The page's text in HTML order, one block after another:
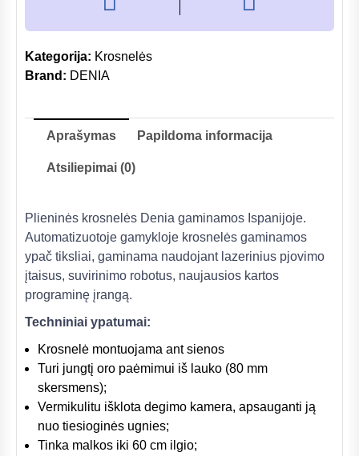
Kategorija: Krosnelės
Brand: DENIA
Aprašymas Papildoma informacija
Atsiliepimai (0)
Plieninės krosnelės Denia gaminamos Ispanijoje.
Automatizuotoje gamykloje krosnelės gaminamos
ypač tiksliai, gaminama naudojant lazerinius pjovimo
įtaisus, suvirinimo robotus, naujausios kartos
programinę įrangą.
Techniniai ypatumai:
Krosnelė montuojama ant sienos
Turi jungtį oro paėmimui iš lauko (80 mm
skersmens);
Vermikulitu išklota degimo kamera, apsauganti ją
nuo tiesioginės ugnies;
Tinka malkos iki 60 cm ilgio;